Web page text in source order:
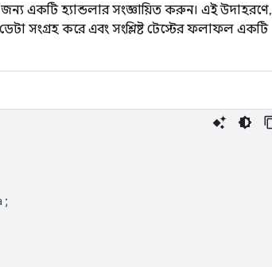
জন্য একটি হ্যান্ডলার সংজ্ঞায়িত করুন। এই উদাহরণে,
সংগ্রহ করে এবং সংশ্লিষ্ট টেস্টের ফলাফল একটি
;